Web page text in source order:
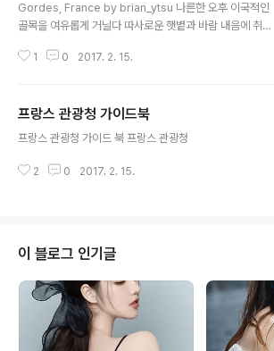
Gordes, France by brian_ytsu 나른한 오후 이국적인
골목을 여유롭게 거닐다 따사로운 햇볕과 바람 내음에 취
1 0 2017. 2. 15.
프랑스 관광청 가이드북
프랑스 관광청 가이드 북 프랑스 관광청
2 0 2017. 2. 15.
이 블로그 인기글